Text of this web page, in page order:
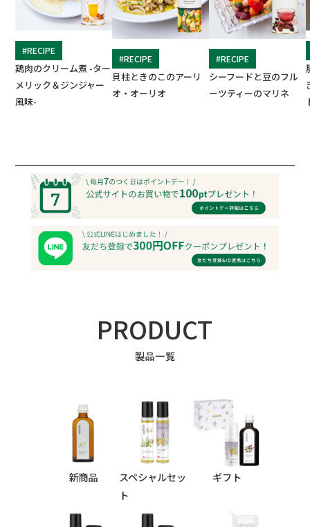
#RECIPE
鶏肉のクリーム煮 -ター
メリック＆ジンジャー
風味-
#RECIPE
貝柱ときのこのアーリ
オ・オーリオ
#RECIPE
シーフードと豆のフル
ーツティーのマリネ
PRODUCT
製品一覧
新商品
スペシャルセッ
ト
ギフト